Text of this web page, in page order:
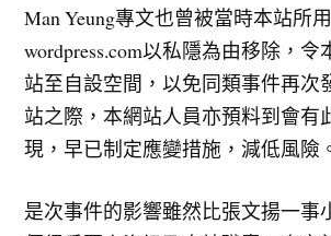
Man Yeung專文也曾被當時本站所
wordpress.com以私隱為由移除，
站至自設空間，以免同類事件再次
站之際，本網站人員亦預料到會有
現，早已制定應變措施，減低風險
是次事件的影響雖然比張文揚一事